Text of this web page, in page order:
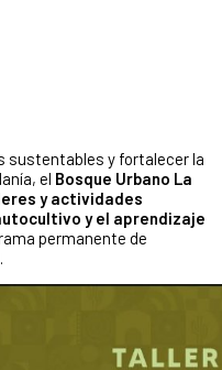
sustentables y fortalecer la
el Bosque Urbano La
y actividades
y el aprendizaje
permanente de